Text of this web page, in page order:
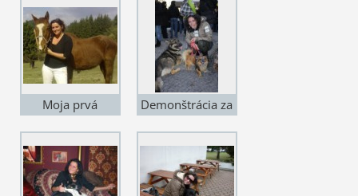
zdedená po
mojom otcovi -
konskom
veterinárovi.
Moja prvá
Demonštrácia za
prijatie nového
zákona o ochrane
zvierat.